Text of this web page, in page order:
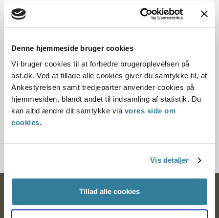
Denne hjemmeside bruger cookies
Vi bruger cookies til at forbedre brugeroplevelsen på
ast.dk. Ved at tillade alle cookies giver du samtykke til, at
Ankestyrelsen samt tredjeparter anvender cookies på
hjemmesiden, blandt andet til indsamling af statistik. Du
kan altid ændre dit samtykke via vores side om
cookies.
Vis detaljer
Tillad alle cookies
Denne principafgørelse er kasseret den 15.
principmeddelelse 65-19.
Paragraf
§ 5 § 7
Journalnummer